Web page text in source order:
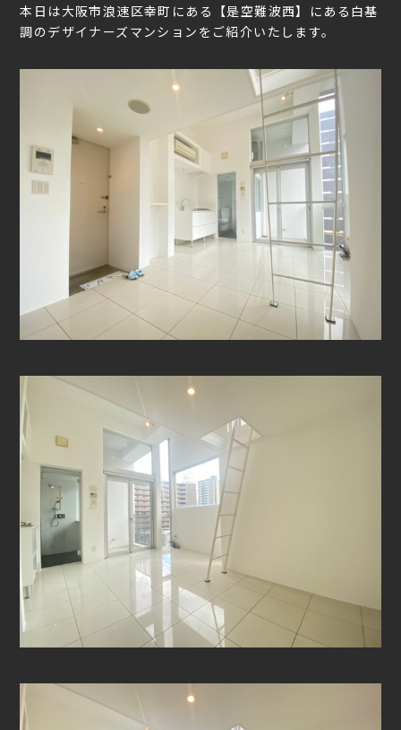
本日は大阪市浪速区幸町にある【是空難波西】にある白基
調のデザイナーズマンションをご紹介いたします。